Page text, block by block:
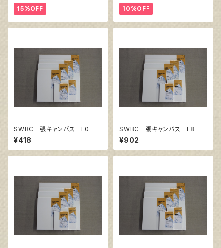
15%OFF 10%OFF
SWBC 張キャンバス F0
¥418
SWBC 張キャンバス F8
¥902